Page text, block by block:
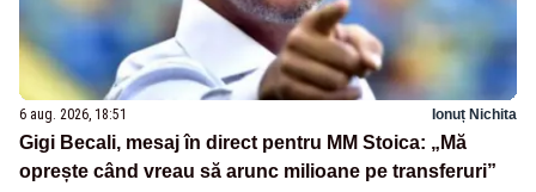
6 aug. 2026, 18:51 Ionuț Nichita
Gigi Becali, mesaj în direct pentru MM Stoica: „Mă
oprește când vreau să arunc milioane pe transferuri”